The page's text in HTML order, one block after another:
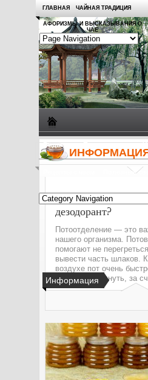
ГЛАВНАЯ ЧАЙНАЯ ТРАДИЦИЯ
АФОРИЗМЫ И ВЫСКАЗЫВАНИЯ О
ЧАЕ
Виды чая Посуда для чая
Полезные
Информация
Как выбрать
дезодорант?
Потоотделение — это
нашего организма.
помогают не
вывести часть шлаков.
воздухе пот очень
неприятно пахнуть, за